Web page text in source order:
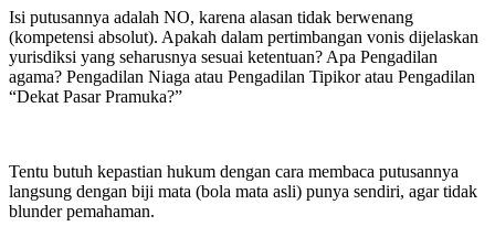
Isi putusannya adalah NO, karena alasan tidak berwenang
(kompetensi absolut). Apakah dalam pertimbangan vonis dijelaskan
yurisdiksi yang seharusnya sesuai ketentuan? Apa Pengadilan
agama? Pengadilan Niaga atau Pengadilan Tipikor atau Pengadilan
“Dekat Pasar Pramuka?”
Tentu butuh kepastian hukum dengan cara membaca putusannya
langsung dengan biji mata (bola mata asli) punya sendiri, agar tidak
blunder pemahaman.